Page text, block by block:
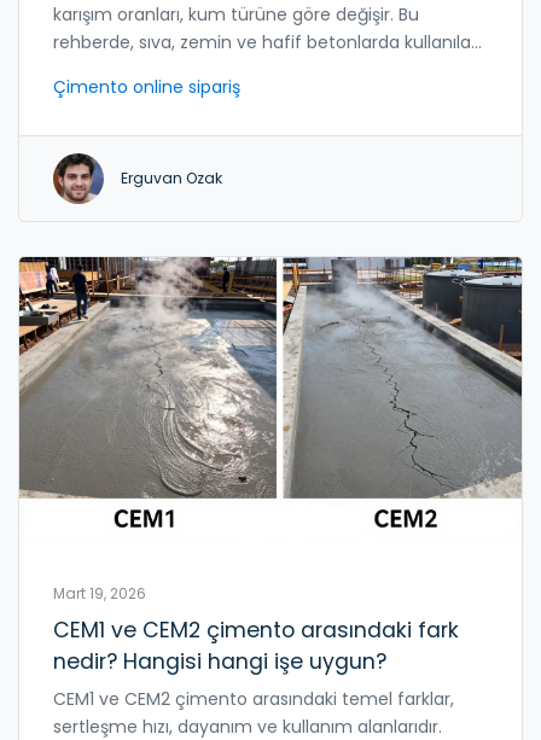
karışım oranları, kum türüne göre değişir. Bu
rehberde, sıva, zemin ve hafif betonlarda kullanılan
uygulamalar detaylıca anlatılıyor.
Çimento online sipariş
Erguvan Ozak
Mart 19, 2026
CEM1 ve CEM2 çimento arasındaki fark
nedir? Hangisi hangi işe uygun?
CEM1 ve CEM2 çimento arasındaki temel farklar,
sertleşme hızı, dayanım ve kullanım alanlarıdır.